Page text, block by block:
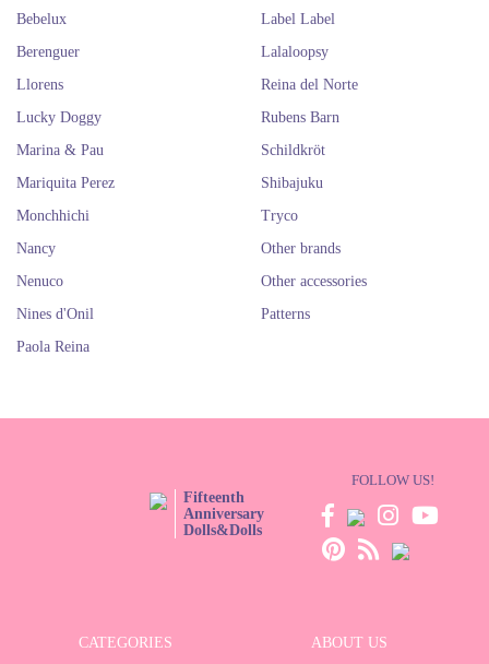
Bebelux
Berenguer
Label Label
Lalaloopsy
Llorens
Lucky Doggy
Marina & Pau
Mariquita Perez
Monchhichi
Nancy
Nenuco
Nines d'Onil
Paola Reina
Reina del Norte
Rubens Barn
Schildkröt
Shibajuku
Tryco
Other brands
Other accessories
Patterns
Fifteenth
Anniversary
Dolls&Dolls
FOLLOW US!
CATEGORIES ABOUT US